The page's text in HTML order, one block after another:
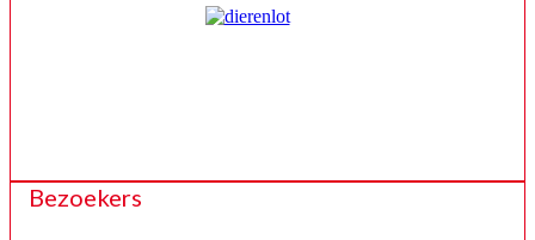
Bezoekers